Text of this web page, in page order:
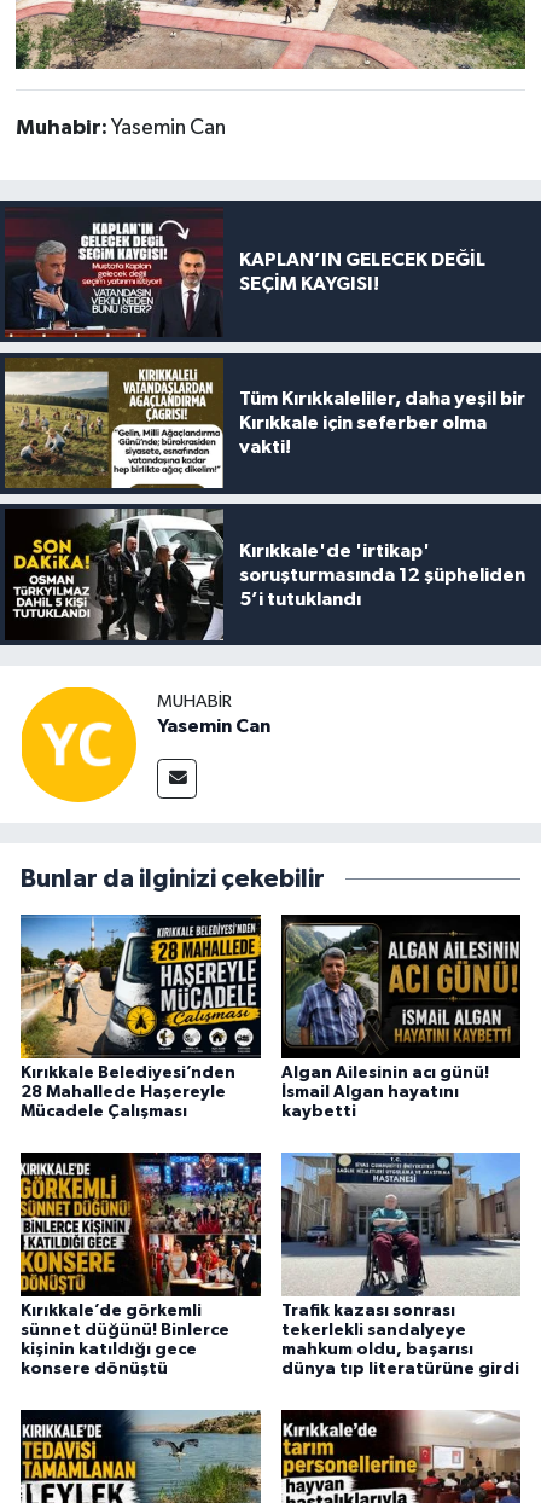
Muhabir: Yasemin Can
KAPLAN’IN GELECEK DEĞİL
SEÇİM KAYGISI!
Tüm Kırıkkaleliler, daha yeşil bir
Kırıkkale için seferber olma
vakti!
Kırıkkale'de 'irtikap'
soruşturmasında 12 şüpheliden
5’i tutuklandı
MUHABIR
Yasemin Can
Bunlar da ilginizi çekebilir
Kırıkkale Belediyesi’nden
28 Mahallede Haşereyle
Mücadele Çalışması
Algan Ailesinin acı günü!
İsmail Algan hayatını
kaybetti
Kırıkkale’de görkemli
sünnet düğünü! Binlerce
kişinin katıldığı gece
konsere dönüştü
Trafik kazası sonrası
tekerlekli sandalyeye
mahkum oldu, başarısı
dünya tıp literatürüne girdi